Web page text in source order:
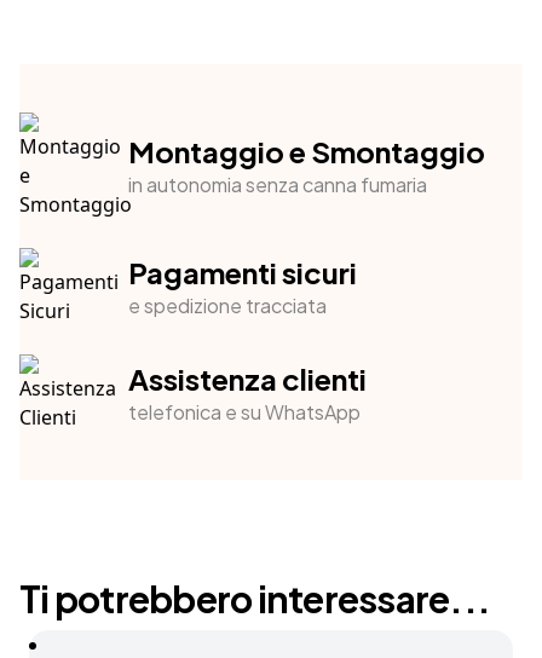
Montaggio e Smontaggio
in autonomia senza canna fumaria
Pagamenti sicuri
e spedizione tracciata
Assistenza clienti
telefonica e su WhatsApp
Ti potrebbero interessare...